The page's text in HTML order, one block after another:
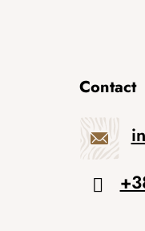
Contact